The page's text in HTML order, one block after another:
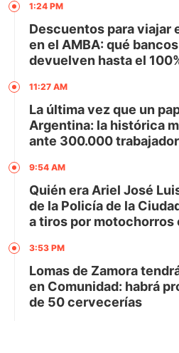
1:24 PM
Descuentos para viajar
en el AMBA: qué
devuelven hasta el
11:27 AM
La última vez que un
Argentina: la histórica
ante 300.000
9:54 AM
Quién era Ariel José
de la Policía de la
a tiros por motochorros
3:53 PM
Lomas de Zamora
en Comunidad: habrá
de 50 cervecerías